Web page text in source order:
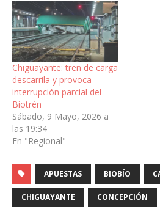
Chiguayante: tren de carga
descarrila y provoca
interrupción parcial del
Biotrén
Sábado, 9 Mayo, 2026 a
las 19:34
En "Regional"
APUESTAS BIOBÍO
CHIGUAYANTE CONCEPCIÓN